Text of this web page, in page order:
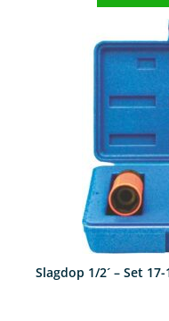
Slagdop 1/2´ – Set